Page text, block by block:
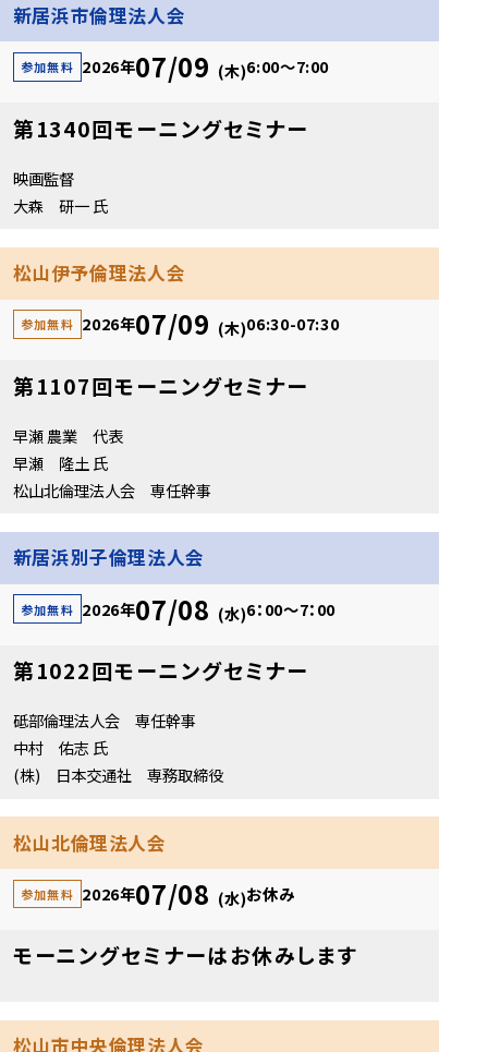
新居浜市倫理法人会
参加無料 2026年07/09 (木)6:00～7:00
第1340回モーニングセミナー
映画監督
大森 研一 氏
松山伊予倫理法人会
参加無料 2026年07/09 (木)06:30-07:30
第1107回モーニングセミナー
早瀬 農業 代表
早瀬 隆土 氏
松山北倫理法人会 専任幹事
新居浜別子倫理法人会
参加無料 2026年07/08 (水)6：00～7：00
第1022回モーニングセミナー
砥部倫理法人会 専任幹事
中村 佑志 氏
(株) 日本交通社 専務取締役
松山北倫理法人会
参加無料 2026年07/08 (水)お休み
モーニングセミナーはお休みします
松山市中央倫理法人会